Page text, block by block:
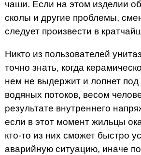
чаши. Если на этом изделии
сколы и другие проблемы,
следует произвести в
Никто из пользователей
точно знать, когда
нем не выдержит и лопнет под
водяных потоков, весом
результате внутреннего
если в этот момент жильцы
кто-то из них сможет быстро
аварийную ситуацию, иначе